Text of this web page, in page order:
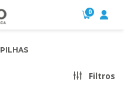
0
PILHAS
Filtros